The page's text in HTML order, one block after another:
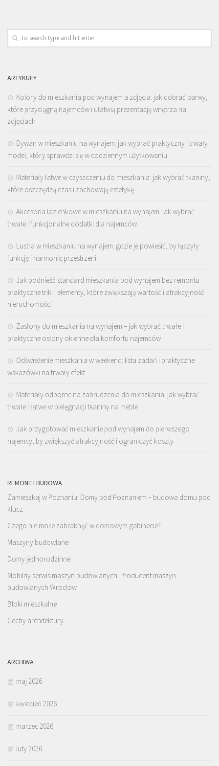
ARTYKUŁY
Kolory do mieszkania pod wynajem a zdjęcia: jak dobrać barwy,
które przyciągną najemców i ułatwią prezentację wnętrza na
zdjęciach
Dywan w mieszkaniu na wynajem: jak wybrać praktyczny i trwały
model, który sprawdzi się w codziennym użytkowaniu
Materiały łatwe w czyszczeniu do mieszkania: jak wybrać tkaniny,
które oszczędzą czas i zachowają estetykę
Akcesoria łazienkowe w mieszkaniu na wynajem: jak wybrać
trwałe i funkcjonalne dodatki dla najemców
Lustra w mieszkaniu na wynajem: gdzie je powiesić, by łączyły
funkcję i harmonię przestrzeni
Jak podnieść standard mieszkania pod wynajem bez remontu:
praktyczne triki i elementy, które zwiększają wartość i atrakcyjność
nieruchomości
Zasłony do mieszkania na wynajem – jak wybrać trwałe i
praktyczne osłony okienne dla komfortu najemców
Odświeżenie mieszkania w weekend: lista zadań i praktyczne
wskazówki na trwały efekt
Materiały odporne na zabrudzenia do mieszkania: jak wybrać
trwałe i łatwe w pielęgnacji tkaniny na meble
Jak przygotować mieszkanie pod wynajem do pierwszego
najemcy, by zwiększyć atrakcyjność i ograniczyć koszty
REMONT I BUDOWA
Zamieszkaj w Poznaniu! Domy pod Poznaniem – budowa domu pod
klucz
Czego nie może zabraknąć w domowym gabinecie?
Maszyny budowlane
Domy jednorodzinne
Mobilny serwis maszyn budowlanych. Producent maszyn
budowlanych Wrocław
Bloki mieszkalne
Cechy architektury
ARCHIWA
maj 2026
kwiecień 2026
marzec 2026
luty 2026